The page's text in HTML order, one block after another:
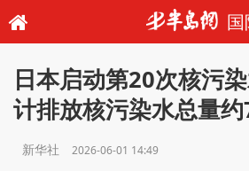
日本启动第20次核污
计排放核污染水总量
新华社 2026-06-01 14:49